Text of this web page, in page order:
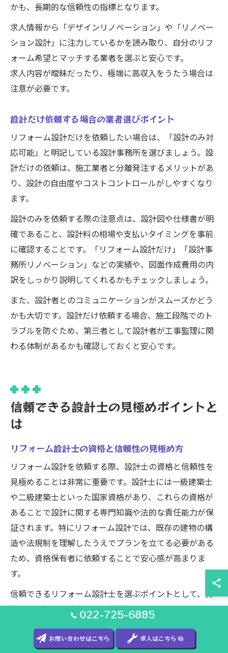
かも、長期的な信頼性の指標となります。
求人情報から「デザインリノベーション」や「リノベー
ション設計」に注力しているかを読み取り、自分のリフ
ォーム希望とマッチする業者を選ぶと安心です。
求人内容が曖昧だったり、極端に高収入をうたう場合は
注意が必要です。
設計だけ依頼する場合の業者選びポイント
リフォーム設計だけを依頼したい場合は、「設計のみ対
応可能」と明記している設計事務所を選びましょう。設
計だけの依頼は、施工業者と分離発注するメリットがあ
り、設計の自由度やコストコントロールがしやすくなり
ます。
設計のみを依頼する際の注意点は、設計図や仕様書が明
確であること、設計料の相場や支払いタイミングを事前
に確認することです。「リフォーム設計だけ」「設計事
務所リノベーション」などの実績や、図面作成費用の内
訳をしっかり説明してくれるかもチェックしましょう。
また、設計者とのコミュニケーションがスムーズかどう
かも大切です。設計だけ依頼する場合、施工段階でのト
ラブルを防ぐため、第三者として設計者が工事監理に関
わる体制があるかも確認しておくと安心です。
信頼できる設計士の見極めポイントと
は
リフォーム設計士の資格と信頼性の見極め方
リフォーム設計を依頼する際、設計士の資格と信頼性を
見極めることは非常に重要です。設計士には一級建築士
や二級建築士といった国家資格があり、これらの資格が
あることで設計に関する専門知識や法的な責任能力が保
証されます。特にリフォーム設計では、既存の建物の構
造や法規制を理解したうえでプランを立てる必要がある
ため、資格保有者に依頼することで安心感が高まりま
す。
信頼できるリフォーム設計士を選ぶポイントとして、資
格証明の提示や過去の設計実績の公開が挙げられます。
怪しいリフォーム業者の特徴として、資格を持たないま
ま設計を進めるケースや、費用の内訳が不透明な場合が
022-725-6885
お問い合わせはこちら 求人はこちら